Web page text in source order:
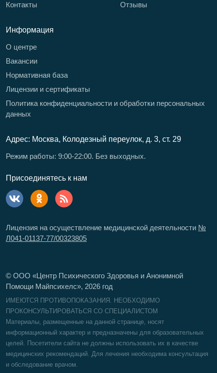
Контакты
Отзывы
Информация
О центре
Вакансии
Нормативная база
Лицензии и сертификаты
Политика конфиденциальности и обработки персональных
данных
Адрес: Москва, Колодезный переулок, д. 3, ст. 29
Режим работы: 9:00-22:00. Без выходных.
Присоединятесь к нам
Лицензия на осуществление медицинской деятельности №
Л041-01137-77/00323805
© ООО «Центр Психического Здоровья и Анонимной
Помощи Майпсихелс», 2026 год
ИМЕЮТСЯ ПРОТИВОПОКАЗАНИЯ. НЕОБХОДИМО
ПРОКОНСУЛЬТИРОВАТЬСЯ СО СПЕЦИАЛИСТОМ
Материалы, размещенные на данной странице, носят
информационный характер и предназначены для образовательных
целей. Посетители сайта не должны использовать их в качестве
медицинских рекомендаций. Для лечения необходима консультация
и обследование врачом.